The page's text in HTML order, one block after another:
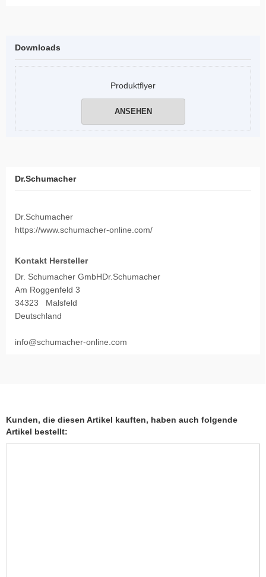
Downloads
Produktflyer
ANSEHEN
Dr.Schumacher
Dr.Schumacher
https://www.schumacher-online.com/
Kontakt Hersteller
Dr. Schumacher GmbHDr.Schumacher
Am Roggenfeld 3
34323 Malsfeld
Deutschland
info@schumacher-online.com
Kunden, die diesen Artikel kauften, haben auch folgende
Artikel bestellt: